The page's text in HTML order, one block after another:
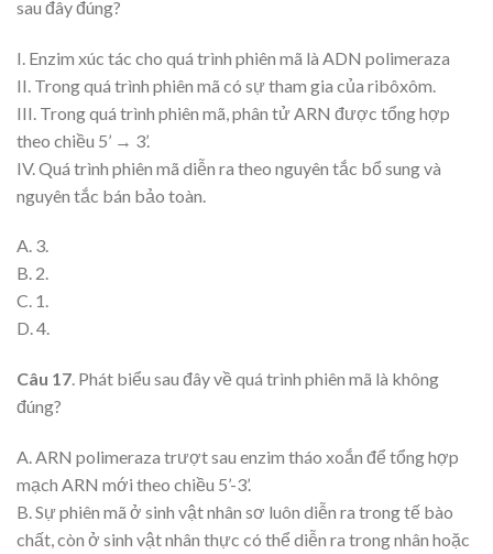
sau đây đúng?
I. Enzim xúc tác cho quá trình phiên mã là ADN polimeraza
II. Trong quá trình phiên mã có sự tham gia của ribôxôm.
III. Trong quá trình phiên mã, phân tử ARN được tổng hợp
theo chiều 5’ → 3’.
IV. Quá trình phiên mã diễn ra theo nguyên tắc bổ sung và
nguyên tắc bán bảo toàn.
A. 3.
B. 2.
C. 1.
D. 4.
Câu 17. Phát biểu sau đây về quá trình phiên mã là không
đúng?
A. ARN polimeraza trượt sau enzim tháo xoắn để tổng hợp
mạch ARN mới theo chiều 5’-3’.
B. Sự phiên mã ở sinh vật nhân sơ luôn diễn ra trong tế bào
chất, còn ở sinh vật nhân thực có thể diễn ra trong nhân hoặc